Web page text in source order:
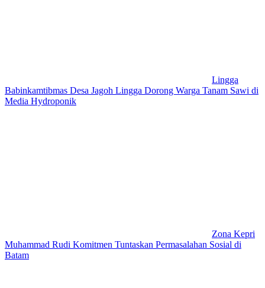
Lingga
Babinkamtibmas Desa Jagoh Lingga Dorong Warga Tanam Sawi di
Media Hydroponik
Zona Kepri
Muhammad Rudi Komitmen Tuntaskan Permasalahan Sosial di
Batam